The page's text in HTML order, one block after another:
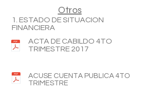
Otros
1. ESTADO DE SITUACION
FINANCIERA
ACTA DE CABILDO 4TO
TRIMESTRE 2017
ACUSE CUENTA PUBLICA 4TO
TRIMESTRE